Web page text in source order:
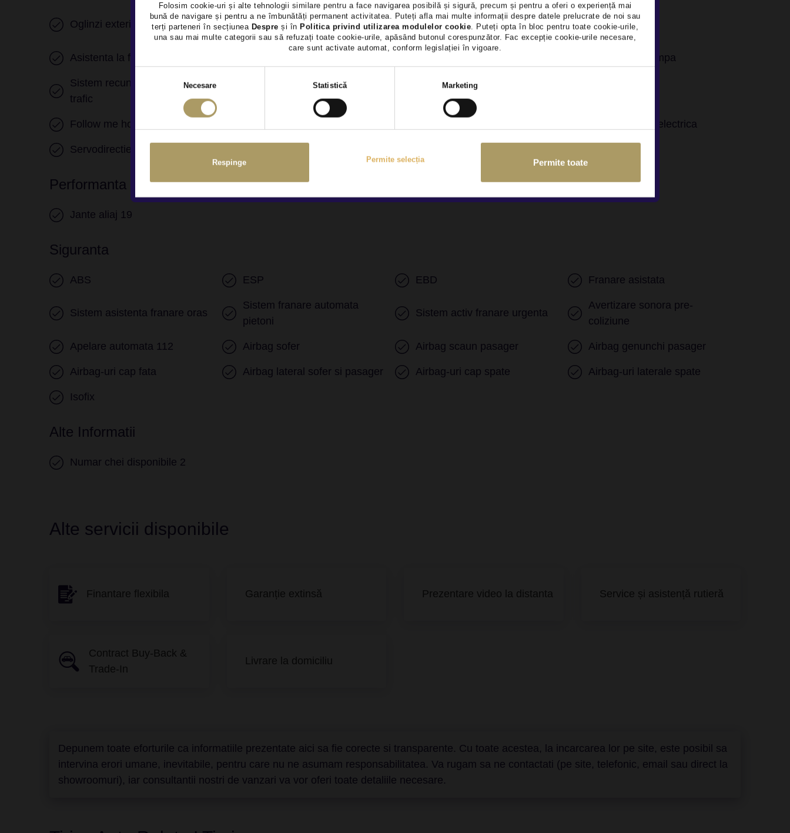
Folosim cookie-uri și alte tehnologii similare pentru a face navigarea posibilă și sigură, precum și pentru a oferi o experiență mai
bună de navigare și pentru a ne îmbunătăți permanent activitatea. Puteți afla mai multe informații despre datele prelucrate de noi sau
terți parteneri în secțiunea Despre și în Politica privind utilizarea modulelor cookie. Puteți opta în bloc pentru toate cookie-urile,
una sau mai multe categorii sau să refuzați toate cookie-urile, apăsând butonul corespunzător. Fac excepție cookie-urile necesare,
care sunt activate automat, conform legislației în vigoare.
consimțământului
Necesare Statistică Marketing
Respinge Permite selecția Permite toate
Oglinzi exterioare incalzite
Oglinzi exterioare rabatabile
electric
Avertizare unghi mort Lane assist
Asistenta la franare Asistenta in rampa
Sistem recunoastere semne
trafic
Sistem asistenta intersectie Lumini de zi LED
Follow me home Frana parcare electrica
Servodirectie
Performanta
Jante aliaj 19
Siguranta
ABS ESP EBD Franare asistata
Sistem asistenta franare oras
Sistem franare automata
pietoni
Sistem activ franare urgenta
Avertizare sonora pre-
coliziune
Apelare automata 112 Airbag sofer Airbag scaun pasager Airbag genunchi pasager
Airbag-uri cap fata Airbag lateral sofer si pasager Airbag-uri cap spate Airbag-uri laterale spate
Isofix
Alte Informatii
Numar chei disponibile 2
Alte servicii disponibile
Finantare flexibila Garanție extinsă Prezentare video la distanta Service și asistență rutieră
Contract Buy-Back &
Trade-In
Livrare la domiciliu
Depunem toate eforturile ca informatiile prezentate aici sa fie corecte si transparente. Cu toate acestea, la incarcarea lor pe site, este posibil sa
intervina erori umane, inevitabile, pentru care nu ne asumam responsabilitatea. Va rugam sa ne contactati (pe site, telefonic, email sau direct la
showroomuri), iar consultantii nostri de vanzari va vor oferi toate detaliile necesare.